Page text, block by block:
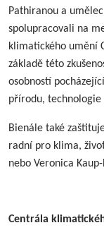
Pathiranou a
spolupracovali na
klimatického umění
základě této
osobností
přírodu, technologie
Bienále také
radní pro klima,
nebo Veronica
Centrála